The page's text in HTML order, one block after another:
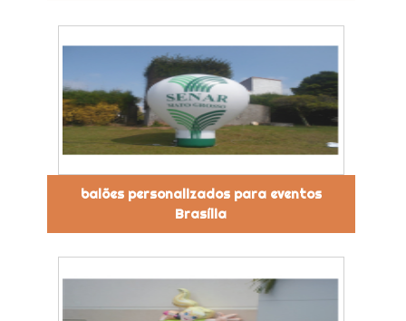
balões personalizados para eventos
Brasília